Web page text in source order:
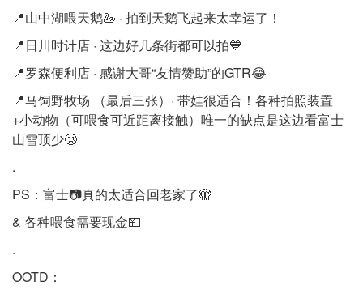
📍山中湖喂天鹅🦢 · 拍到天鹅飞起来太幸运了！
📍日川时计店 · 这边好几条街都可以拍💙
📍罗森便利店 · 感谢大哥“友情赞助”的GTR😂
📍马饲野牧场 （最后三张）· 带娃很适合！各种拍照装置
+小动物（可喂食可近距离接触）唯一的缺点是这边看富士
山雪顶少🥲
.
PS：富士📷真的太适合回老家了🫣
& 各种喂食需要现金💴
.
OOTD：